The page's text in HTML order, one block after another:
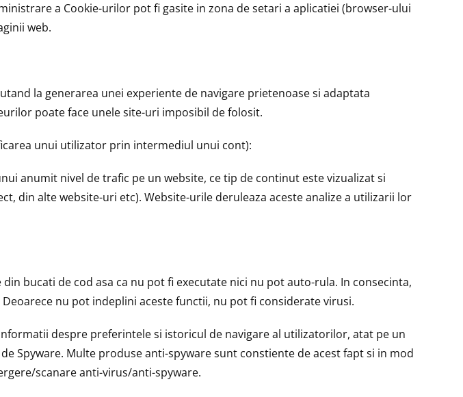
a Cookie-urilor pot fi gasite in zona de setari a aplicatiei (browser-ului
web.
la generarea unei experiente de navigare prietenoase si adaptata
poate face unele site-uri imposibil de folosit.
unui utilizator prin intermediul unui cont):
anumit nivel de trafic pe un website, ce tip de continut este vizualizat si
din alte website-uri etc). Website-urile deruleaza aceste analize a utilizarii lor
bucati de cod asa ca nu pot fi executate nici nu pot auto-rula. In consecinta,
nu pot indeplini aceste functii, nu pot fi considerate virusi.
despre preferintele si istoricul de navigare al utilizatorilor, atat pe un
Spyware. Multe produse anti-spyware sunt constiente de acest fapt si in mod
scanare anti-virus/anti-spyware.